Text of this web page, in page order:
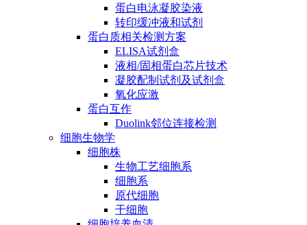
蛋白电泳凝胶染液
转印缓冲液和试剂
蛋白质相关检测方案
ELISA试剂盒
液相/固相蛋白芯片技术
凝胶配制试剂及试剂盒
氧化应激
蛋白互作
Duolink邻位连接检测
细胞生物学
细胞株
生物工艺细胞系
细胞系
原代细胞
干细胞